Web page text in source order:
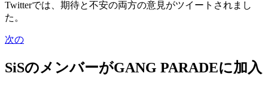
Twitterでは、期待と不安の両方の意見がツイートされまし
た。
次の
SiSのメンバーがGANG PARADEに加入